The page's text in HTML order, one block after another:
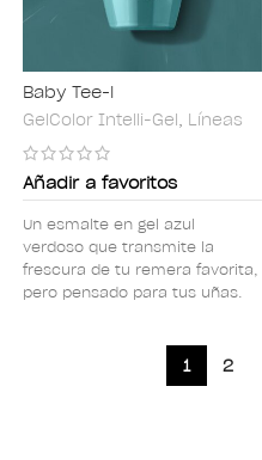
Baby Tee-l
GelColor Intelli-Gel, Líneas
Añadir a favoritos
Un esmalte en gel azul
verdoso que transmite la
frescura de tu remera favorita,
pero pensado para tus uñas.
1 2